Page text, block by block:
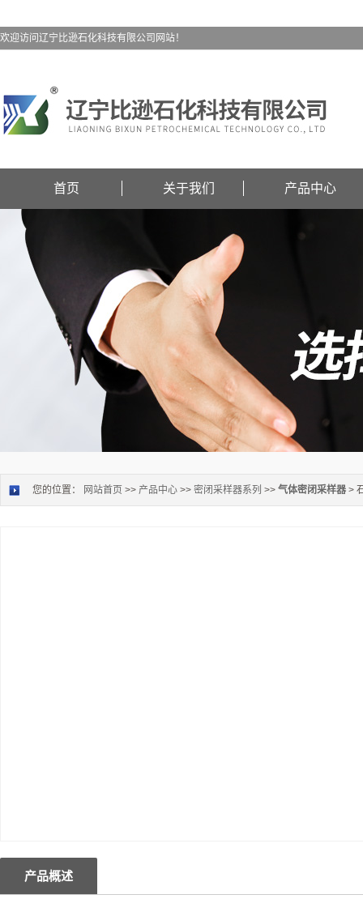
欢迎访问辽宁比逊石化科技有限公司网站！
首页 关于我们 产品中心
您的位置： 网站首页 >> 产品中心 >> 密闭采样器系列 >> 气体密闭采样器 >
产品概述